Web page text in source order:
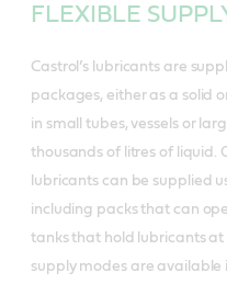
FLEXIBLE
Castrol’s lubricants are
packages, either as a solid
in small tubes, vessels or
thousands of litres of liquid.
lubricants can be supplied
including packs that can
tanks that hold lubricants
supply modes are available